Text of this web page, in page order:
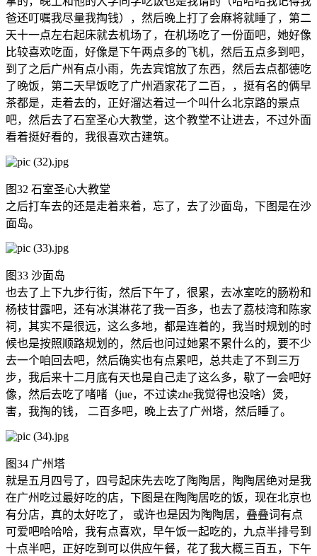
爸还叮嘱我尽量我掏钱），然后晚上打了会麻将就睡了，第二
天十一点左右起床就去机场了，在机场吃了一份面吧，她好像
比较喜欢吃面，好像是下午两点多的飞机，然后五点多到吧，
到了之后广州有点小雨，先去宾馆放了东西，然后去点都德吃
了晚饭，第二天早饭吃了广州酒家花了二百，，挺有名的俩早
茶都是，走着去的，正好溜达着过一个叫什么北京路的景点
吧，然后去了石室圣心大教堂，这个教堂不让进去，不过外面
看着挺好看的，我很喜欢古建筑。
图32 石室圣心大教堂
之后打车去的还是走着来着，忘了，去了沙面岛，下图是在沙
面岛。
图33 沙面岛
也去了上下九步行街，然后下午了，很累，去冰室吃的肠粉和
杨枝甘露吧，还有冰淇淋花了我一百多，也去了荔枝湾和陈家
祠，其实不是很远，这么多地，都是连着的，我当时规划的时
候也是按照顺路规划的，然后也问过她累不累什么的，要不少
去一个咱回去吧，然后确实也有点累吧，总共走了不到三万
步，我后来十二月底有天也是自己走了这么多，歇了一会吧好
像，然后去吃了啫啫（jue，不过读zhe我觉得也没啥）煲，
害，我掏的钱， 二百多吧，晚上去了广州塔，然后睡了。
图34 广州塔
就是五月四号了，四号起床先去吃了陶陶居，陶陶居绝对是我
在广州吃过最好吃的店，下图是在陶陶居吃的饭，现在北京也
有分店，真的太好吃了， 或许也是因为陶陶居，叠叠词有点
可爱吧哈哈哈，我有点喜欢，早午饭一起吃的，九点半排号到
十点半吧，正好吃到可以供应午餐，花了我大概三百五，下午